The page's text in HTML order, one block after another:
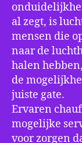
al zegt, is
mensen die
naar de
halen
de
juiste gate.
Ervaren
mogelijke
voor zorgen